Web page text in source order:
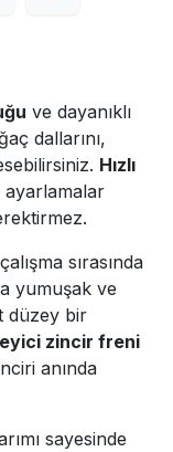
ve dayanıklı
dallarını,
Hızlı
ayarlamalar
sırasında
yumuşak ve
düzey bir
zincir freni
anında
sayesinde